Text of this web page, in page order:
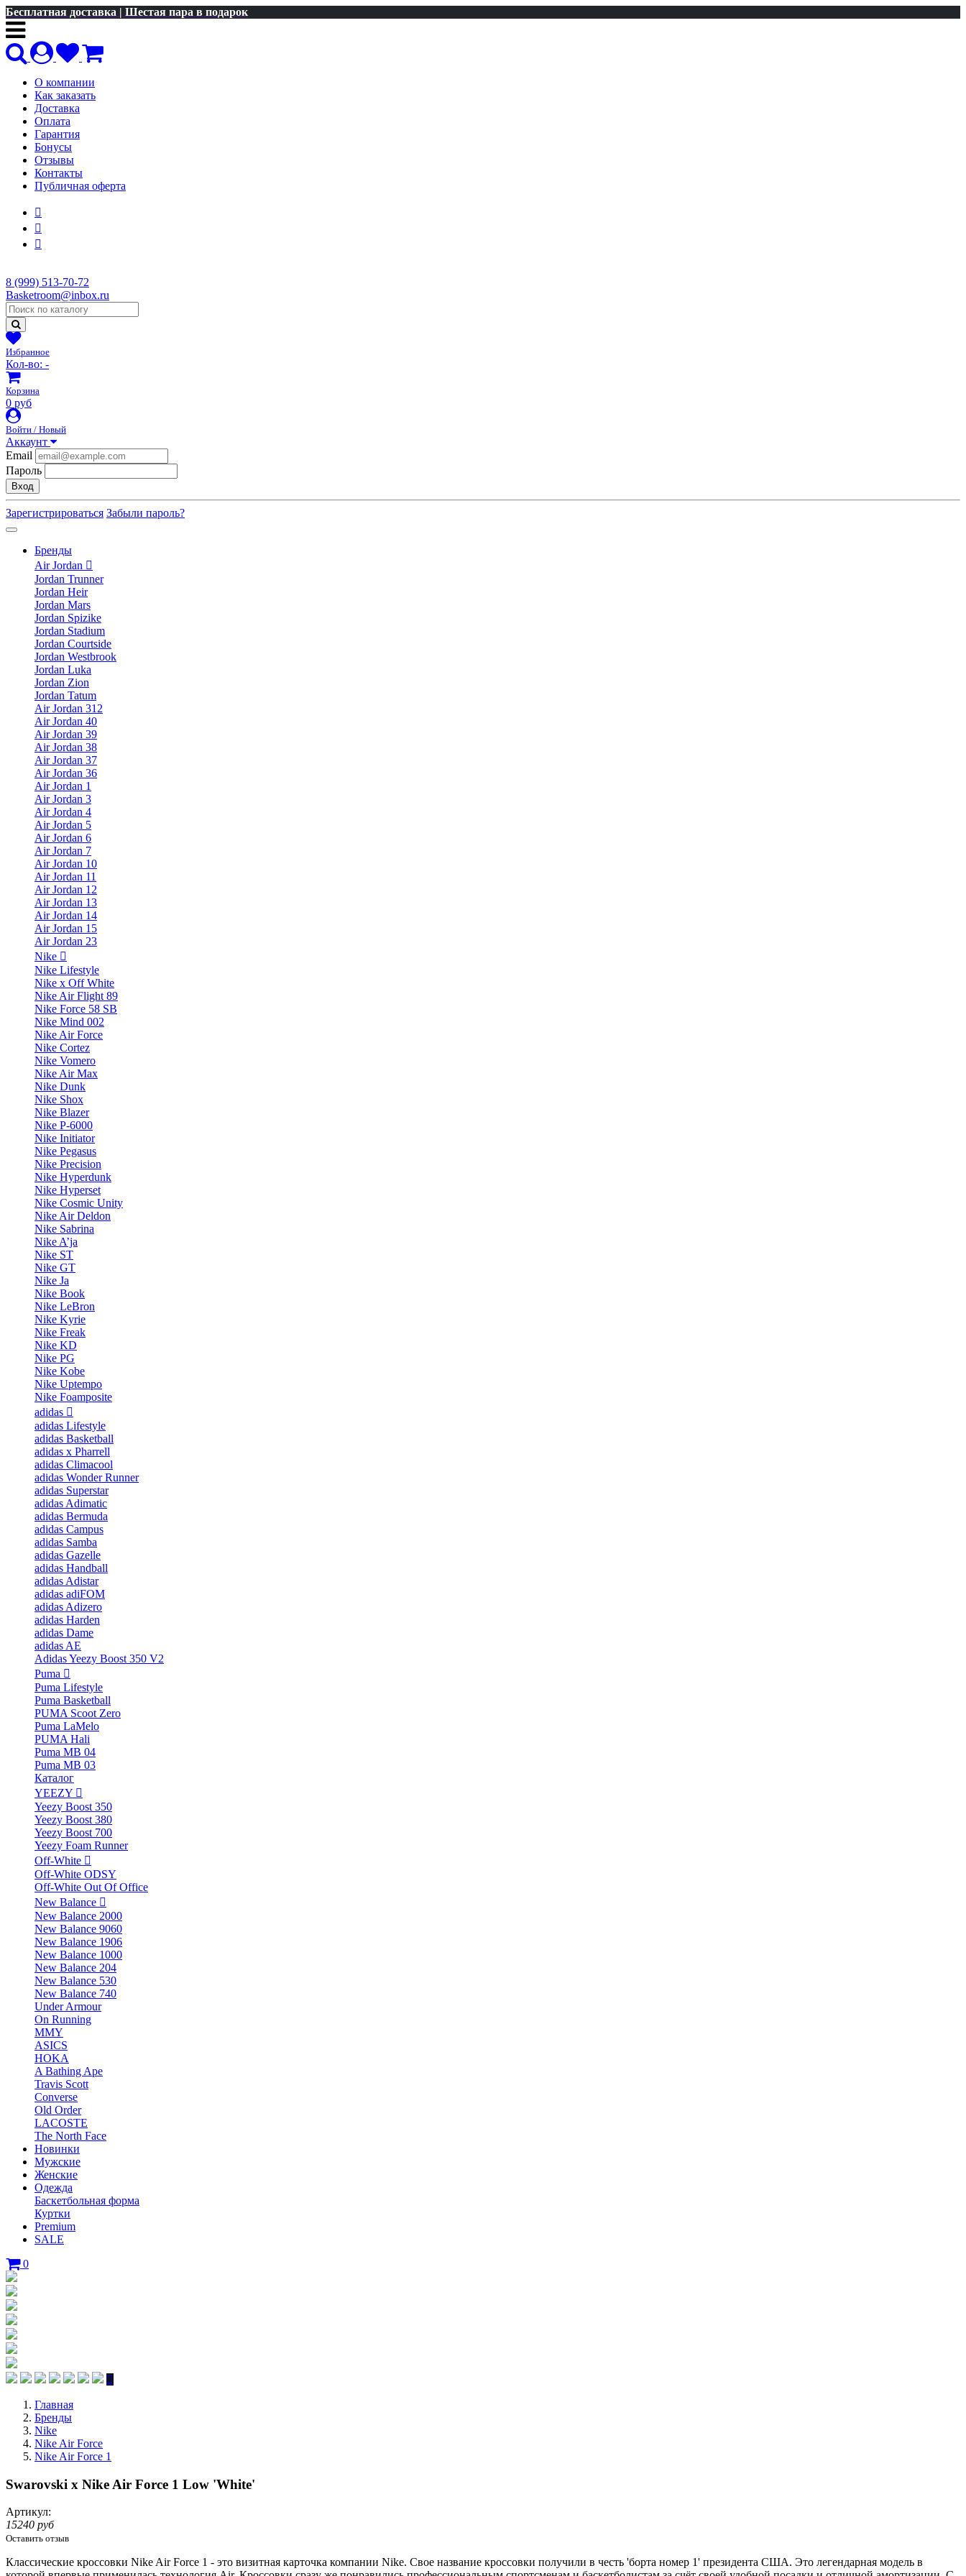
Бесплатная доставка | Шестая пара в подарок
О компании
Как заказать
Доставка
Оплата
Гарантия
Бонусы
Отзывы
Контакты
Публичная оферта
8 (999) 513-70-72
Basketroom@inbox.ru
Избранное
Кол-во: -
Корзина
0 руб
Войти / Новый
Аккаунт
Email
Пароль
Вход
Зарегистрироваться Забыли пароль?
Бренды
Air Jordan
Jordan Trunner
Jordan Heir
Jordan Mars
Jordan Spizike
Jordan Stadium
Jordan Courtside
Jordan Westbrook
Jordan Luka
Jordan Zion
Jordan Tatum
Air Jordan 312
Air Jordan 40
Air Jordan 39
Air Jordan 38
Air Jordan 37
Air Jordan 36
Air Jordan 1
Air Jordan 3
Air Jordan 4
Air Jordan 5
Air Jordan 6
Air Jordan 7
Air Jordan 10
Air Jordan 11
Air Jordan 12
Air Jordan 13
Air Jordan 14
Air Jordan 15
Air Jordan 23
Nike
Nike Lifestyle
Nike x Off White
Nike Air Flight 89
Nike Force 58 SB
Nike Mind 002
Nike Air Force
Nike Cortez
Nike Vomero
Nike Air Max
Nike Dunk
Nike Shox
Nike Blazer
Nike P-6000
Nike Initiator
Nike Pegasus
Nike Precision
Nike Hyperdunk
Nike Hyperset
Nike Cosmic Unity
Nike Air Deldon
Nike Sabrina
Nike A’ja
Nike ST
Nike GT
Nike Ja
Nike Book
Nike LeBron
Nike Kyrie
Nike Freak
Nike KD
Nike PG
Nike Kobe
Nike Uptempo
Nike Foamposite
adidas
adidas Lifestyle
adidas Basketball
adidas x Pharrell
adidas Climacool
adidas Wonder Runner
adidas Superstar
adidas Adimatic
adidas Bermuda
adidas Campus
adidas Samba
adidas Gazelle
adidas Handball
adidas Adistar
adidas adiFOM
adidas Adizero
adidas Harden
adidas Dame
adidas AE
Adidas Yeezy Boost 350 V2
Puma
Puma Lifestyle
Puma Basketball
PUMA Scoot Zero
Puma LaMelo
PUMA Hali
Puma MB 04
Puma MB 03
Каталог
YEEZY
Yeezy Boost 350
Yeezy Boost 380
Yeezy Boost 700
Yeezy Foam Runner
Off-White
Off-White ODSY
Off-White Out Of Office
New Balance
New Balance 2000
New Balance 9060
New Balance 1906
New Balance 1000
New Balance 204
New Balance 530
New Balance 740
Under Armour
On Running
MMY
ASICS
HOKA
A Bathing Ape
Travis Scott
Converse
Old Order
LACOSTE
The North Face
Новинки
Мужские
Женские
Одежда
Баскетбольная форма
Куртки
Premium
SALE
0
Главная
Бренды
Nike
Nike Air Force
Nike Air Force 1
Swarovski x Nike Air Force 1 Low 'White'
Артикул:
15240 руб
Оставить отзыв
Классические кроссовки Nike Air Force 1 - это визитная карточка компании Nike. Свое название кроссовки получили в честь 'борта номер 1' президента США. Это легендарная модель в